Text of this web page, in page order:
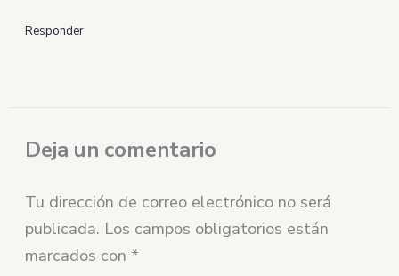
Responder
Deja un comentario
Tu dirección de correo electrónico no será
publicada. Los campos obligatorios están
marcados con *